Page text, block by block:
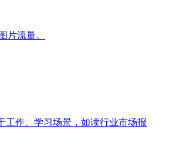
片流量。
工作、学习场景，如读行业市场报